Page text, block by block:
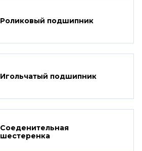
Роликовый подшипник
Игольчатый подшипник
Соеденительная
шестеренка